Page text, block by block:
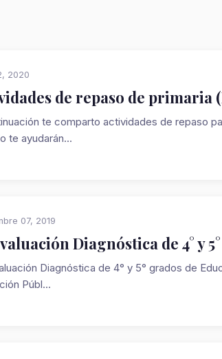
2020
de repaso de primaria
te comparto actividades de repaso
te ayudarán...
07, 2019
Diagnóstica de 4° y
Diagnóstica de 4° y 5° grados de
Públ...